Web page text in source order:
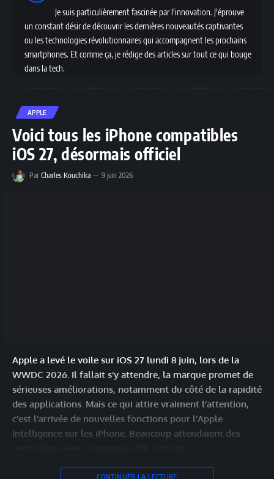
Je suis particulièrement fascinée par l'innovation. J'éprouve
un constant désir de découvrir les dernières nouveautés captivantes
ou les technologies révolutionnaires qui accompagnent les prochains
smartphones. Et comme ça, je rédige des articles sur tout ce qui bouge
dans la tech.
APPLE
Voici tous les iPhone compatibles
iOS 27, désormais officiel
Par Charles Kouchika 9 juin 2026
Apple a levé le voile sur iOS 27 lundi 8 juin, lors de la
WWDC 2026. Il fallait s’y attendre, la marque promet de
sérieuses améliorations, notamment du côté de la rapidité
des applications. Mais ce qui attire vraiment l’attention,
c’est l’arrivée de nouvelles fonctions pour l’Apple
Intelligence sur les iPhone. Beaucoup attendaient des
CONTINUER LA LECTURE